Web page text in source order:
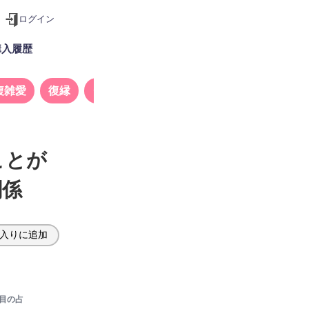
ログイン
入履歴
雑愛 復縁
とが
りに追加
の占